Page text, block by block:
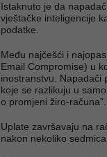
Istaknuto je da
vještačke inteligencije
podatke.
Među najčešći i
Email Compromise) u
inostranstvu. Napadači
koje se razlikuju u
o promjeni žiro-računa”.
Uplate završavaju na
nakon nekoliko sedmica.